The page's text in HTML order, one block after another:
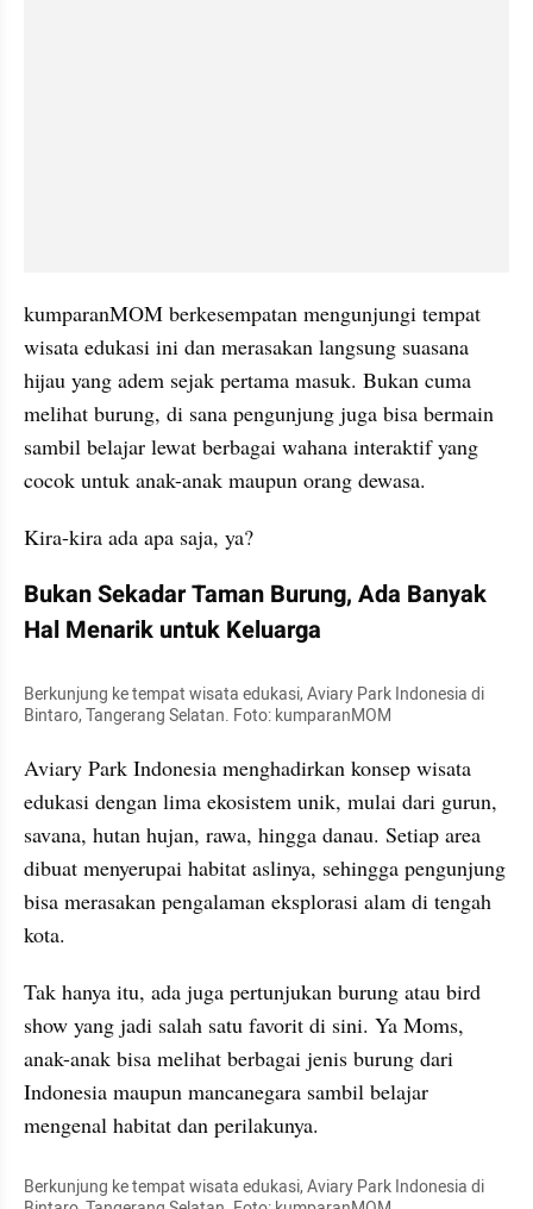
kumparanMOM berkesempatan mengunjungi tempat
wisata edukasi ini dan merasakan langsung suasana
hijau yang adem sejak pertama masuk. Bukan cuma
melihat burung, di sana pengunjung juga bisa bermain
sambil belajar lewat berbagai wahana interaktif yang
cocok untuk anak-anak maupun orang dewasa.
Kira-kira ada apa saja, ya?
Bukan Sekadar Taman Burung, Ada Banyak
Hal Menarik untuk Keluarga
Berkunjung ke tempat wisata edukasi, Aviary Park Indonesia di
Bintaro, Tangerang Selatan. Foto: kumparanMOM
Aviary Park Indonesia menghadirkan konsep wisata
edukasi dengan lima ekosistem unik, mulai dari gurun,
savana, hutan hujan, rawa, hingga danau. Setiap area
dibuat menyerupai habitat aslinya, sehingga pengunjung
bisa merasakan pengalaman eksplorasi alam di tengah
kota.
Tak hanya itu, ada juga pertunjukan burung atau bird
show yang jadi salah satu favorit di sini. Ya Moms,
anak-anak bisa melihat berbagai jenis burung dari
Indonesia maupun mancanegara sambil belajar
mengenal habitat dan perilakunya.
Berkunjung ke tempat wisata edukasi, Aviary Park Indonesia di